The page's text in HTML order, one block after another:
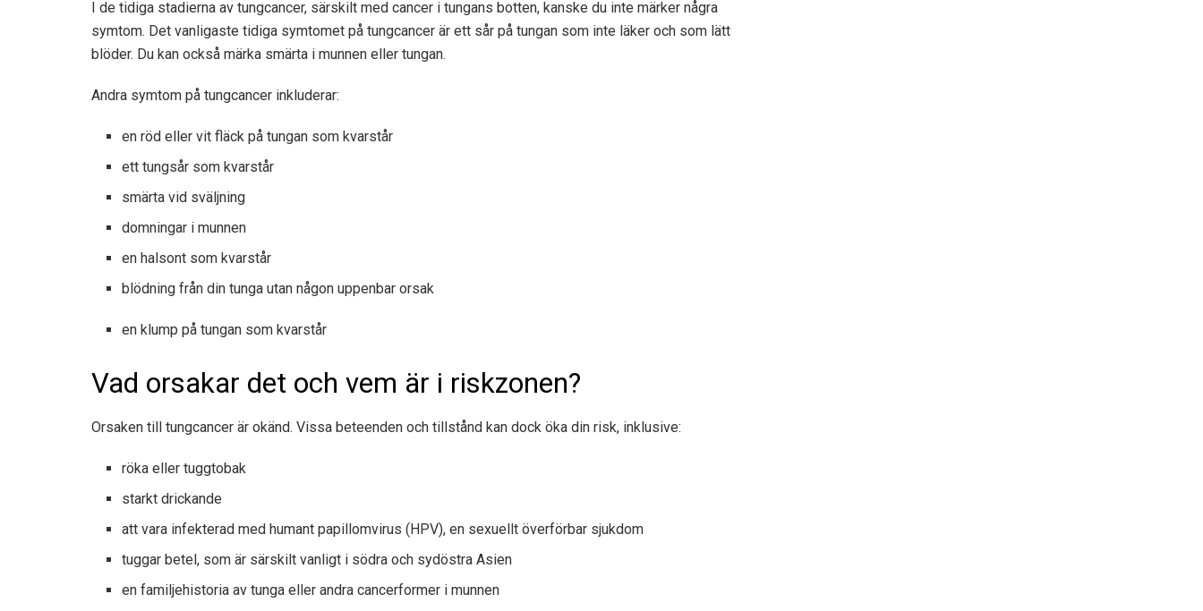
I de tidiga stadierna av tungcancer, särskilt med cancer i tungans botten, kanske du inte märker några
symtom. Det vanligaste tidiga symtomet på tungcancer är ett sår på tungan som inte läker och som lätt
blöder. Du kan också märka smärta i munnen eller tungan.
Andra symtom på tungcancer inkluderar:
en röd eller vit fläck på tungan som kvarstår
ett tungsår som kvarstår
smärta vid sväljning
domningar i munnen
en halsont som kvarstår
blödning från din tunga utan någon uppenbar orsak
en klump på tungan som kvarstår
Vad orsakar det och vem är i riskzonen?
Orsaken till tungcancer är okänd. Vissa beteenden och tillstånd kan dock öka din risk, inklusive:
röka eller tuggtobak
starkt drickande
att vara infekterad med humant papillomvirus (HPV), en sexuellt överförbar sjukdom
tuggar betel, som är särskilt vanligt i södra och sydöstra Asien
en familjehistoria av tunga eller andra cancerformer i munnen